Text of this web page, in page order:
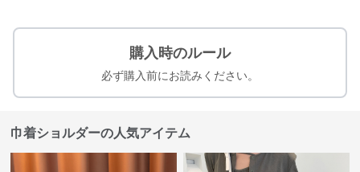
購入時のルール
必ず購入前にお読みください。
巾着ショルダーの人気アイテム